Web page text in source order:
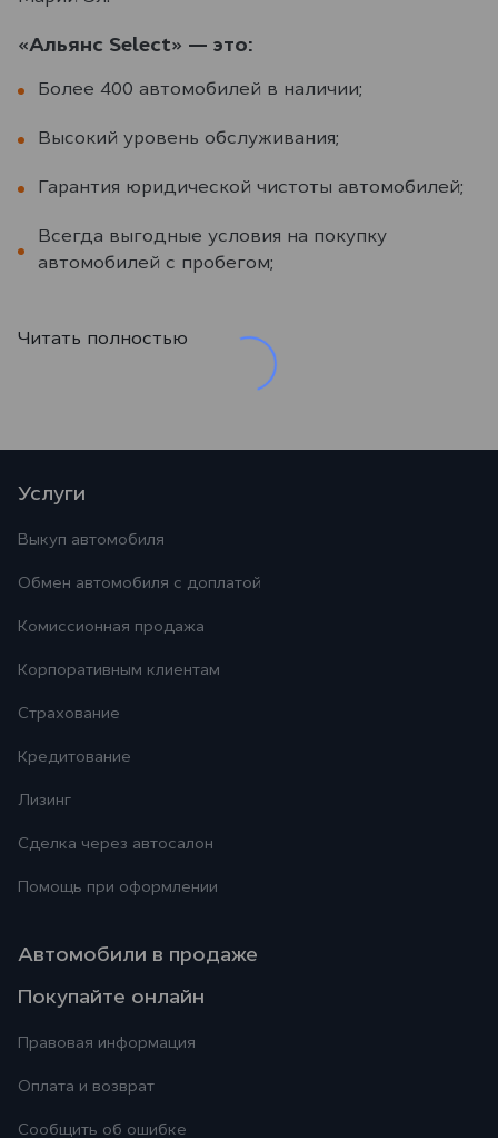
«Альянс Select» — это:
Более 400 автомобилей в наличии;
Высокий уровень обслуживания;
Гарантия юридической чистоты автомобилей;
Всегда выгодные условия на покупку
автомобилей с пробегом;
Читать полностью
Автомобили в продаже
Покупайте онлайн
Правовая информация
Оплата и возврат
Сообщить об ошибке
Услуги
Выкуп автомобиля
Обмен автомобиля с доплатой
Комиссионная продажа
Корпоративным клиентам
Страхование
Кредитование
Лизинг
Сделка через автосалон
Помощь при оформлении